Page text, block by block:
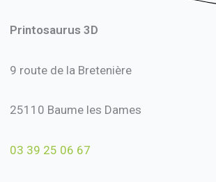
Printosaurus 3D
9 route de la Bretenière
25110 Baume les Dames
03 39 25 06 67